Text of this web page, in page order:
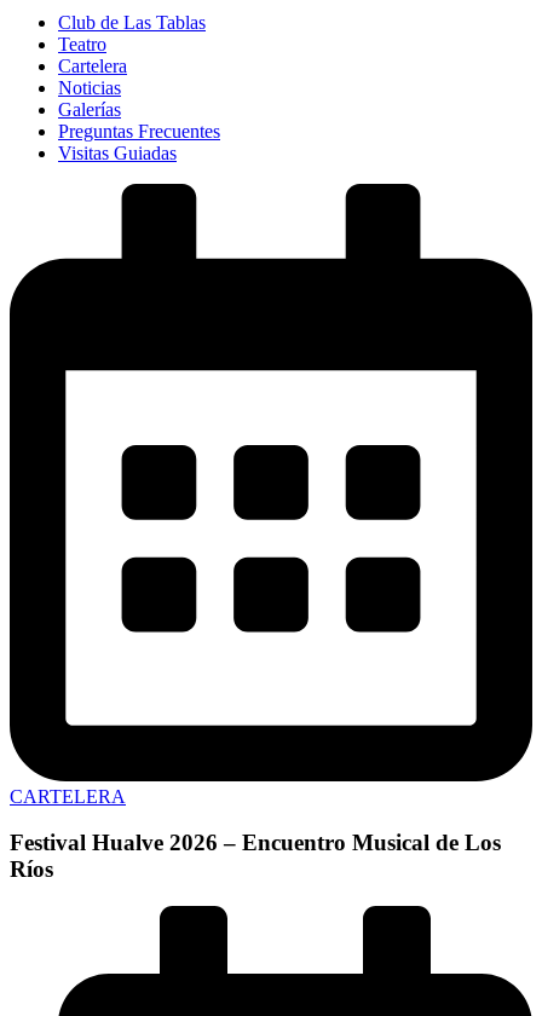
Club de Las Tablas
Teatro
Cartelera
Noticias
Galerías
Preguntas Frecuentes
Visitas Guiadas
CARTELERA
Festival Hualve 2026 – Encuentro Musical de Los
Ríos